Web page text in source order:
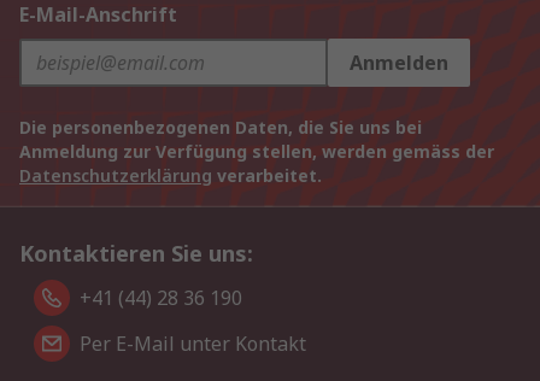
E-Mail-Anschrift
Anmelden
Die personenbezogenen Daten, die Sie uns bei
Anmeldung zur Verfügung stellen, werden gemäss der
Datenschutzerklärung verarbeitet.
Kontaktieren Sie uns:
+41 (44) 28 36 190
Per E-Mail unter Kontakt